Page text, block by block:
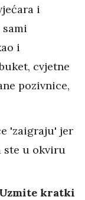
i
i
cvjetne
pozivnice,
'zaigraju' jer
ste u okviru
kratki